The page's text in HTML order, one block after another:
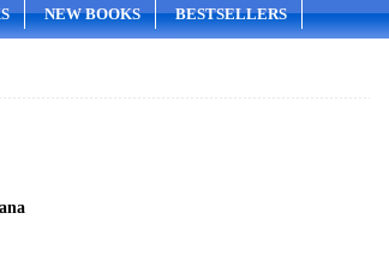
NEW BOOKS BESTSELLERS